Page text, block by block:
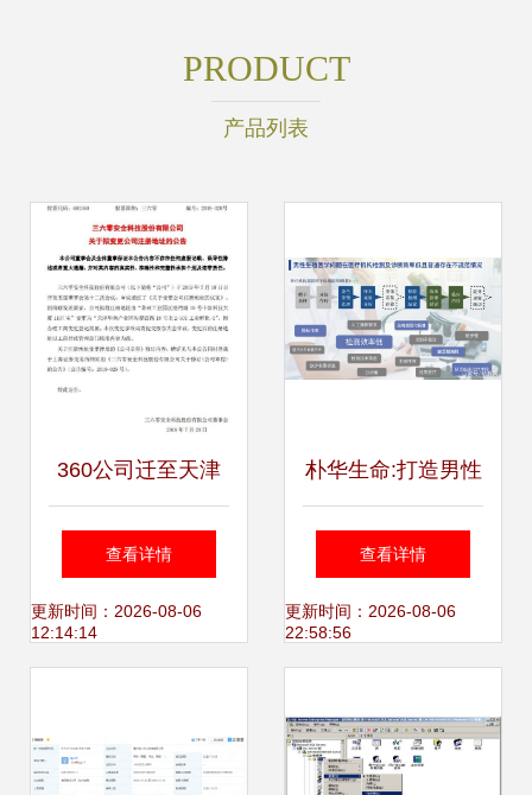
PRODUCT
产品列表
360公司迁至天津
战略调整下的新篇
章，还是“形式搬
查看详情
更新时间：2026-08-06
12:14:14
朴华生命:打造男性
健康服务闭环,引领
中国生殖医学智慧
查看详情
更新时间：2026-08-06
22:58:56